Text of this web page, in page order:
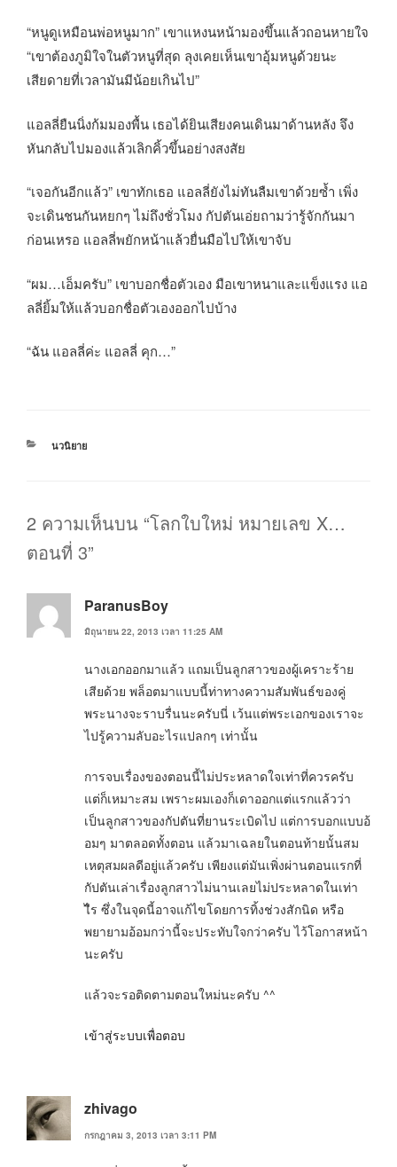
“หนูดูเหมือนพ่อหนูมาก” เขาแหงนหน้ามองขึ้นแล้วถอนหายใจ
“เขาต้องภูมิใจในตัวหนูที่สุด ลุงเคยเห็นเขาอุ้มหนูด้วยนะ
เสียดายที่เวลามันมีน้อยเกินไป”
แอลลี่ยืนนิ่งก้มมองพื้น เธอได้ยินเสียงคนเดินมาด้านหลัง จึง
หันกลับไปมองแล้วเลิกคิ้วขึ้นอย่างสงสัย
“เจอกันอีกแล้ว” เขาทักเธอ แอลลี่ยังไม่ทันลืมเขาด้วยซ้ำ เพิ่ง
จะเดินชนกันหยกๆ ไม่ถึงชั่วโมง กัปตันเอ่ยถามว่ารู้จักกันมา
ก่อนเหรอ แอลลี่พยักหน้าแล้วยื่นมือไปให้เขาจับ
“ผม…เอ็มครับ” เขาบอกชื่อตัวเอง มือเขาหนาและแข็งแรง แอ
ลลี่ยิ้มให้แล้วบอกชื่อตัวเองออกไปบ้าง
“ฉัน แอลลี่ค่ะ แอลลี่ คุก…”
หมวด
นวนิยาย
2 ความเห็นบน “โลกใบใหม่ หมายเลข X…
ตอนที่ 3”
ParanusBoy
มิถุนายน 22, 2013 เวลา 11:25 AM
นางเอกออกมาแล้ว แถมเป็นลูกสาวของผู้เคราะร้าย
เสียด้วย พล็อตมาแบบนี้ท่าทางความสัมพันธ์ของคู่
พระนางจะราบรื่นนะครับนี่ เว้นแต่พระเอกของเราจะ
ไปรู้ความลับอะไรแปลกๆ เท่านั้น
การจบเรื่องของตอนนี้ไม่ประหลาดใจเท่าที่ควรครับ
แต่ก็เหมาะสม เพราะผมเองก็เดาออกแต่แรกแล้วว่า
เป็นลูกสาวของกัปตันที่ยานระเบิดไป แต่การบอกแบบอ้
อมๆ มาตลอดทั้งตอน แล้วมาเฉลยในตอนท้ายนั้นสม
เหตุสมผลดีอยู่แล้วครับ เพียงแต่มันเพิ่งผ่านตอนแรกที่
กัปตันเล่าเรื่องลูกสาวไม่นานเลยไม่ประหลาดในเท่า
ไีร ซึ่งในจุดนี้อาจแก้ไขโดยการทิ้งช่วงสักนิด หรือ
พยายามอ้อมกว่านี้จะประทับใจกว่าครับ ไว้โอกาสหน้า
นะครับ
แล้วจะรอติดตามตอนใหม่นะครับ ^^
เข้าสู่ระบบเพื่อตอบ
zhivago
กรกฎาคม 3, 2013 เวลา 3:11 PM